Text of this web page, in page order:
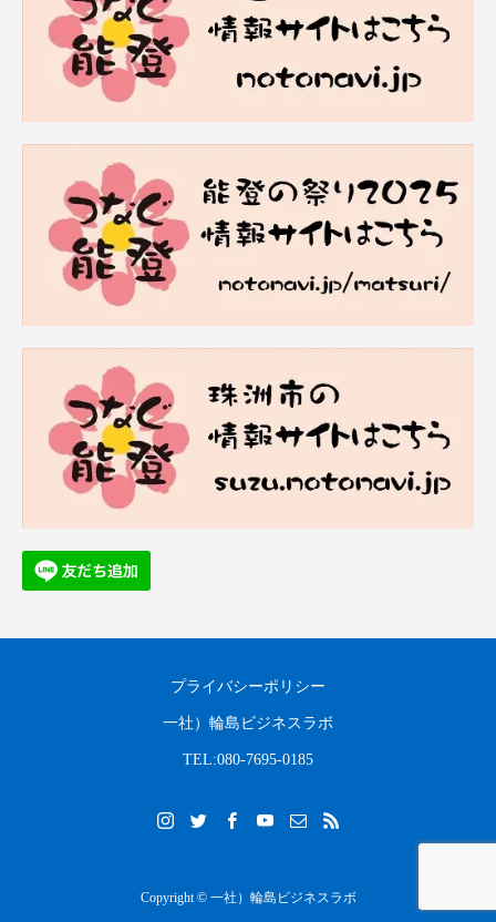
プライバシーポリシー
一社）輪島ビジネスラボ
TEL:080-7695-0185
Copyright © 一社）輪島ビジネスラボ